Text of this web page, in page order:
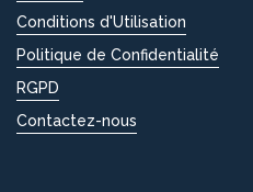
Conditions d'Utilisation
Politique de Confidentialité
RGPD
Contactez-nous